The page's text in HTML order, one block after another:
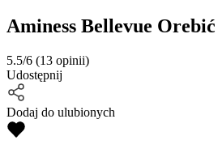
Aminess Bellevue
5.5/6 (13 opinii)
Udostępnij
Dodaj do ulubionych